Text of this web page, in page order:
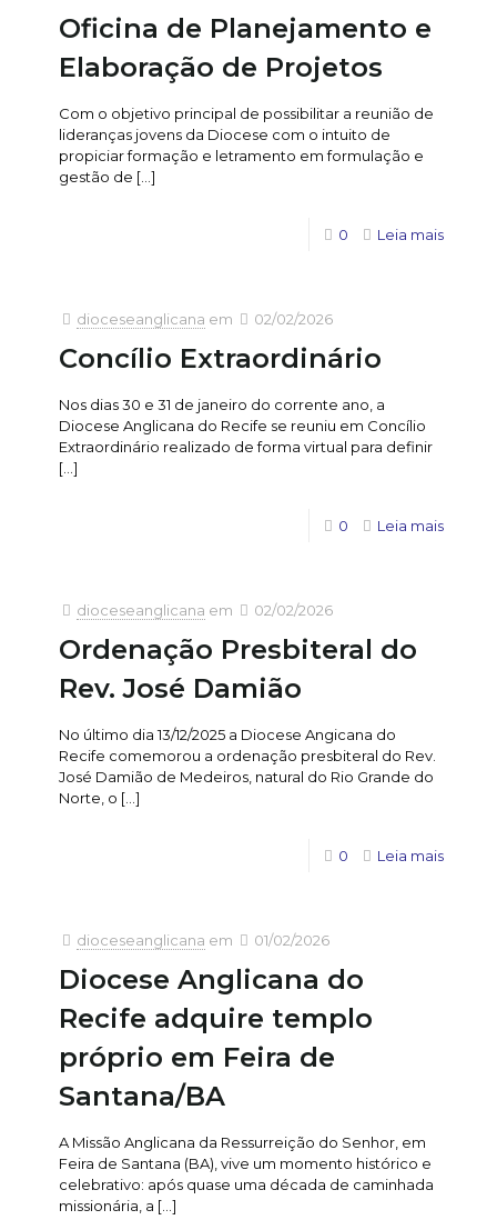
Oficina de Planejamento e
Elaboração de Projetos
Com o objetivo principal de possibilitar a reunião de
lideranças jovens da Diocese com o intuito de
propiciar formação e letramento em formulação e
gestão de […]
0 Leia mais
dioceseanglicana em 02/02/2026
Concílio Extraordinário
Nos dias 30 e 31 de janeiro do corrente ano, a
Diocese Anglicana do Recife se reuniu em Concílio
Extraordinário realizado de forma virtual para definir
[…]
0 Leia mais
dioceseanglicana em 02/02/2026
Ordenação Presbiteral do
Rev. José Damião
No último dia 13/12/2025 a Diocese Angicana do
Recife comemorou a ordenação presbiteral do Rev.
José Damião de Medeiros, natural do Rio Grande do
Norte, o […]
0 Leia mais
dioceseanglicana em 01/02/2026
Diocese Anglicana do
Recife adquire templo
próprio em Feira de
Santana/BA
A Missão Anglicana da Ressurreição do Senhor, em
Feira de Santana (BA), vive um momento histórico e
celebrativo: após quase uma década de caminhada
missionária, a […]